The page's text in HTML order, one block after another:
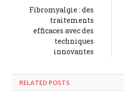
Fibromyalgie : des
traitements
efficaces avec des
techniques
innovantes
RELATED POSTS